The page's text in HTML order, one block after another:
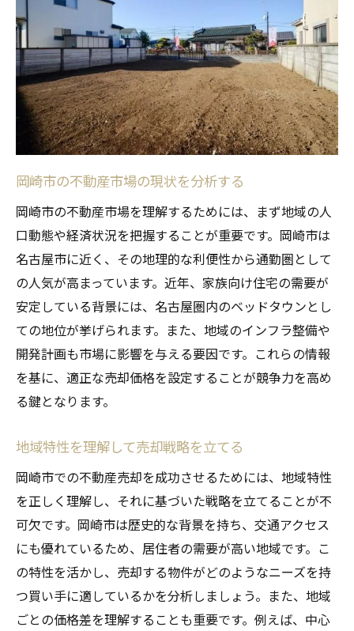
売却のタイミングを見極めるツール
専門家が推奨する売却のベストタイミング
地域特性を生かす！岡崎市における不動産売却
がスムーズに進む理由
岡崎市の住環境が買い手に与える魅力
地域のインフラが不動産価値に与える影響
街並みと地域特性をアピールする方法
住民の移住傾向から見る売却のチャンス
地域イベントがもたらす市場への影響
地域のブランド力を生かした売却戦略
岡崎市の不動産市場動向を押さえて売却を有利
に進める方法
不動産市場のトレンドを定期的にチェック
する
近隣都市との市場比較を行う重要性
価格変動に対応した価値評価の方法
売却活動を効率化するためのデジタルツー
マーケットリサーチによる競争力の向上
専門家のアドバイスを活用した売却計画
不動産売却の専門家が教える岡崎市での成功す
る売却ステップ
不動産査定を依頼する際のポイント
信頼できる不動産会社の選び方
岡崎市の不動産市場の現状を分析する
岡崎市の不動産市場を理解するためには、まず地域の人
口動態や経済状況を把握することが重要です。岡崎市は
名古屋市に近く、その地理的な利便性から通勤圏として
の人気が高まっています。近年、家族向け住宅の需要が
安定している背景には、名古屋圏内のベッドタウンとし
ての地位が挙げられます。また、地域のインフラ整備や
開発計画も市場に影響を与える要因です。これらの情報
を基に、適正な売却価格を設定することが競争力を高め
る鍵となります。
地域特性を理解して売却戦略を立てる
岡崎市での不動産売却を成功させるためには、地域特性
を正しく理解し、それに基づいた戦略を立てることが不
可欠です。岡崎市は歴史的な背景を持ち、交通アクセス
にも優れているため、居住者の需要が高い地域です。こ
の特性を活かし、売却する物件がどのようなニーズを持
つ買い手に適しているかを分析しましょう。また、地域
ごとの価格差を理解することも重要です。例えば、中心